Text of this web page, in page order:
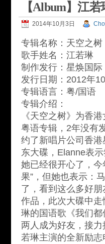
【Album】江
2014年10月3日
专辑名称：天空之树
歌手姓名：江若琳
制作发行：星焕国际
发行日期：2012年
专辑语言：粤/国语
专辑介绍：
《天空之树》为香
粤语专辑，2年没有
约了新唱片公司香
东大碟，Elanne表
她已经很开心了，
果”，但她也表示：
了，看到这么多好
作品，此次大碟中
琳的国语歌《我们
两人成为好友，接
若琳主演的全新励